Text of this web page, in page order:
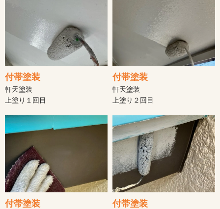
付帯塗装
軒天塗装
上塗り１回目
付帯塗装
軒天塗装
上塗り２回目
付帯塗装 付帯塗装